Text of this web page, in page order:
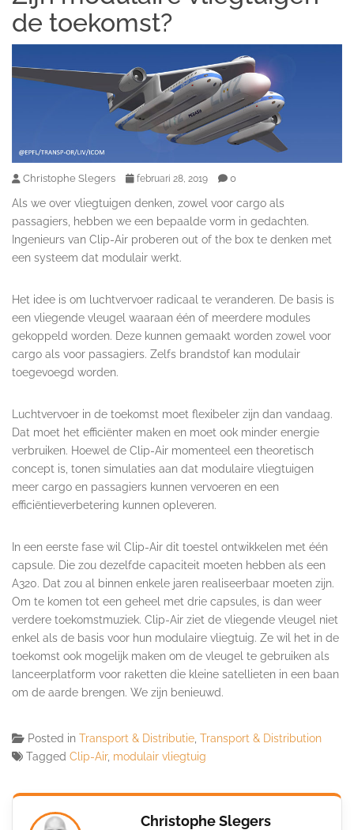
de toekomst?
Christophe Slegers februari 28, 2019 0
Als we over vliegtuigen denken, zowel voor cargo als
passagiers, hebben we een bepaalde vorm in gedachten.
Ingenieurs van Clip-Air proberen out of the box te denken met
een systeem dat modulair werkt.
Het idee is om luchtvervoer radicaal te veranderen. De basis is
een vliegende vleugel waaraan één of meerdere modules
gekoppeld worden. Deze kunnen gemaakt worden zowel voor
cargo als voor passagiers. Zelfs brandstof kan modulair
toegevoegd worden.
Luchtvervoer in de toekomst moet flexibeler zijn dan vandaag.
Dat moet het efficiënter maken en moet ook minder energie
verbruiken. Hoewel de Clip-Air momenteel een theoretisch
concept is, tonen simulaties aan dat modulaire vliegtuigen
meer cargo en passagiers kunnen vervoeren en een
efficiëntieverbetering kunnen opleveren.
In een eerste fase wil Clip-Air dit toestel ontwikkelen met één
capsule. Die zou dezelfde capaciteit moeten hebben als een
A320. Dat zou al binnen enkele jaren realiseerbaar moeten zijn.
Om te komen tot een geheel met drie capsules, is dan weer
verdere toekomstmuziek. Clip-Air ziet de vliegende vleugel niet
enkel als de basis voor hun modulaire vliegtuig. Ze wil het in de
toekomst ook mogelijk maken om de vleugel te gebruiken als
lanceerplatform voor raketten die kleine satellieten in een baan
om de aarde brengen. We zijn benieuwd.
Posted in Transport & Distributie Transport & Distribution
Tagged Clip-Air, modulair vliegtuig
Christophe Slegers